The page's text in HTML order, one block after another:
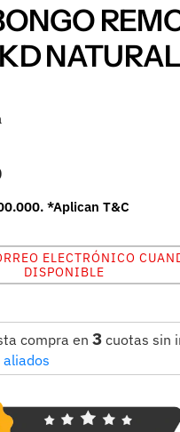
*Aplican T&C
ELECTRÓNICO
DISPONIBLE
compra en 3cuotas sin
aliados